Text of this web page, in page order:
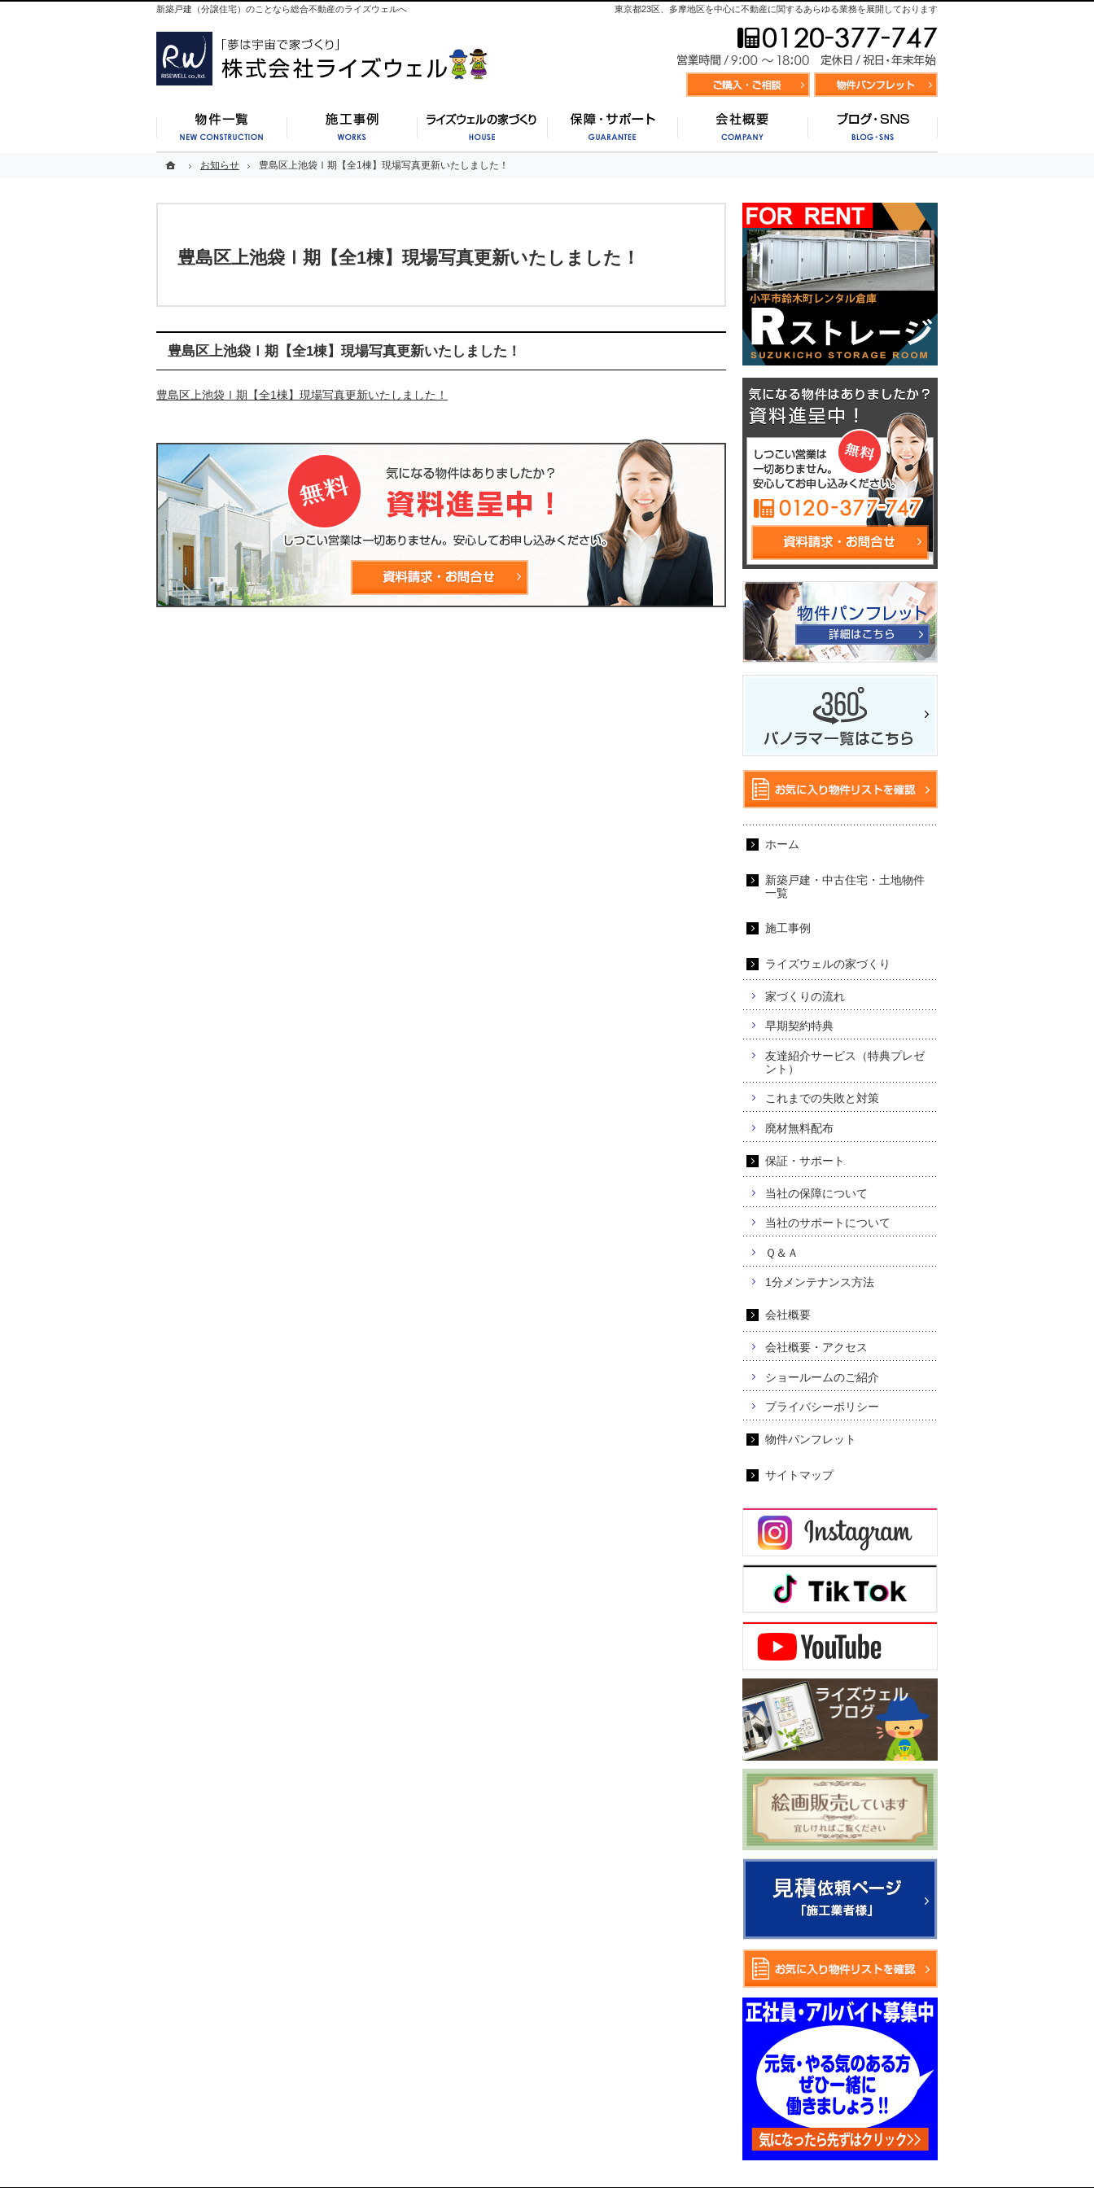
ホームお知らせ 豊島区上池袋Ⅰ期【全1棟】現場写真更新いたしました！
豊島区上池袋Ⅰ期【全1棟】現場写真更新いたしました！
東京都23区、多摩地区を中心に不動産に関するあらゆる業務を展開しております
新築戸建（分譲住宅）のことなら総合不動産のライズウェルへ
豊島区上池袋Ⅰ期【全1棟】現場写真更新いたしました！
豊島区上池袋Ⅰ期【全1棟】現場写真更新いたしました！
ホーム
新築戸建・中古住宅・土地物件
一覧
施工事例
ライズウェルの家づくり
家づくりの流れ
早期契約特典
友達紹介サービス（特典プレゼ
ント）
これまでの失敗と対策
廃材無料配布
保証・サポート
当社の保障について
当社のサポートについて
Ｑ＆Ａ
1分メンテナンス方法
会社概要
会社概要・アクセス
ショールームのご紹介
プライバシーポリシー
物件パンフレット
サイトマップ
資料請求・お問合せ
ホームお知らせ 豊島区上池袋Ⅰ期【全1棟】現場写真更新いたしました！